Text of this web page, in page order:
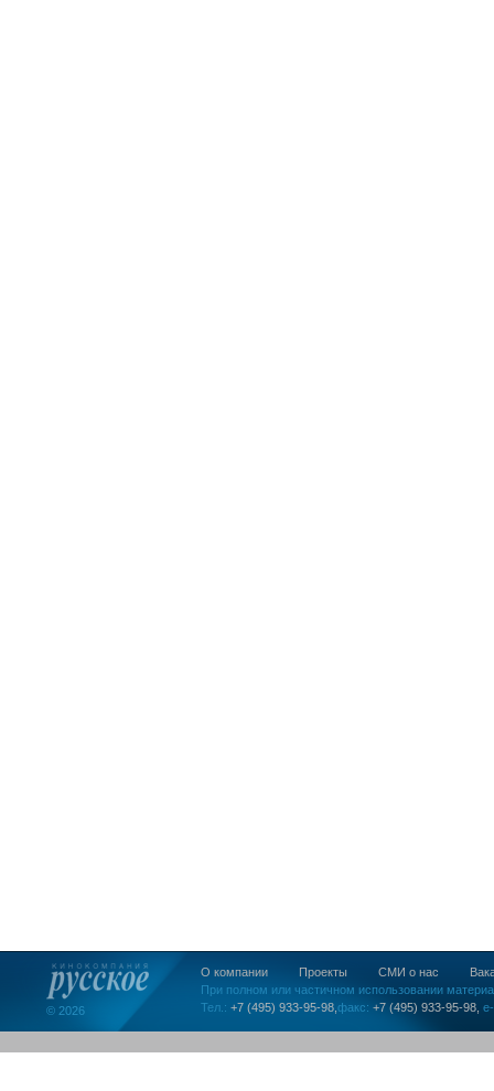
© 2026
О компании Проекты СМИ о нас
При полном или частичном использовании
Тел.: +7 (495) 933-95-98, факс: +7 (495) 933-95-98,